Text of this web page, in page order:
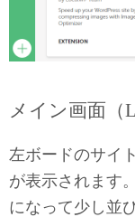
メイン画面（
左ボードのサイ
が表示されます
になって少し並